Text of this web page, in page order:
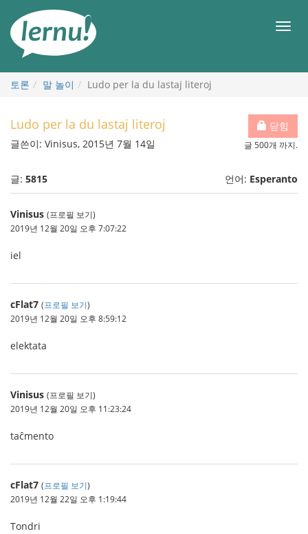
메
토론 말 놀이 Ludo per la du lastaj literoj
닫힘
글 500개 까지.
Ludo per la du lastaj literoj
글쓴이: Vinisus, 2015년 7월 14일
글: 5815 언어: Esperanto
Vinisus (프로필 보기)
2019년 12월 20일 오후 7:07:22
iel
cFlat7 (프로필 보기)
2019년 12월 20일 오후 8:59:12
elektata
Vinisus (프로필 보기)
2019년 12월 20일 오후 11:23:24
taĉmento
cFlat7 (프로필 보기)
2019년 12월 22일 오후 1:19:44
Tondri